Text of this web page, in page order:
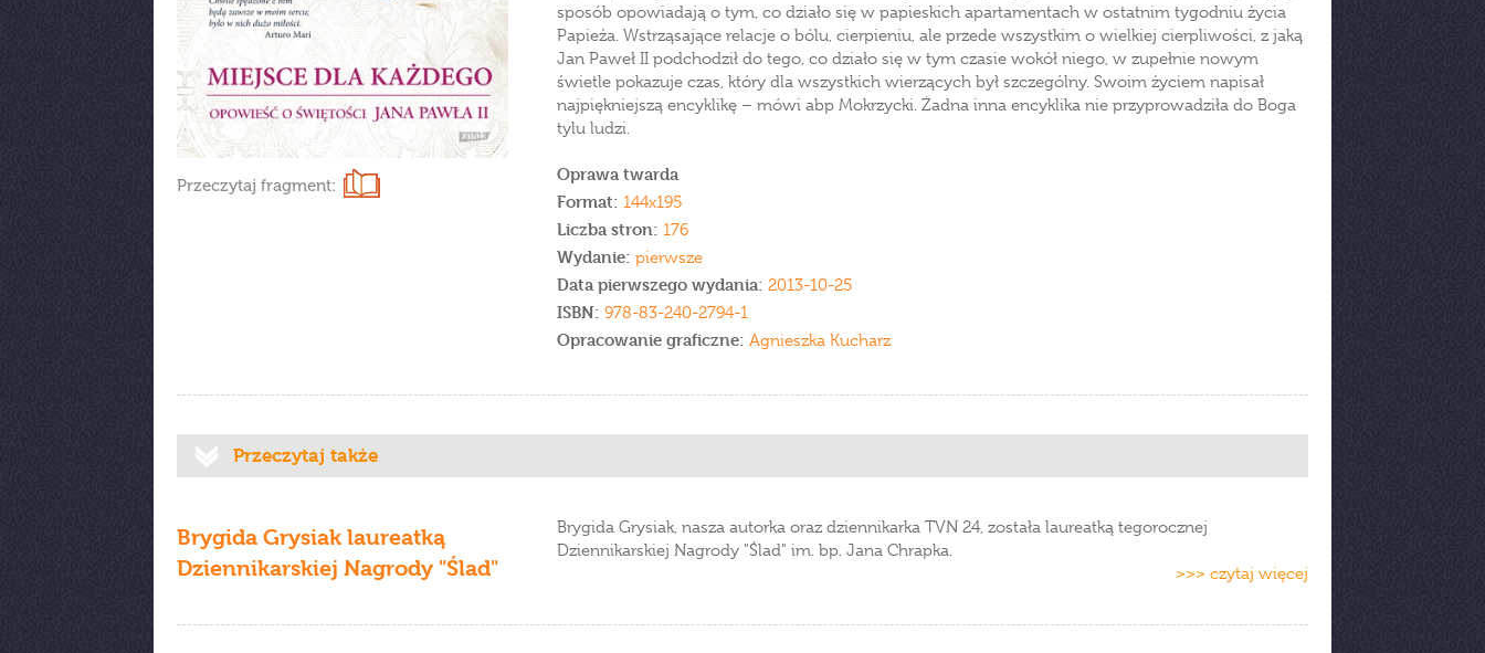
Przeczytaj fragment:
sposób opowiadają o tym, co działo się w papieskich apartamentach w ostatnim tygodniu życia
Papieża. Wstrząsające relacje o bólu, cierpieniu, ale przede wszystkim o wielkiej cierpliwości, z jaką
Jan Paweł II podchodził do tego, co działo się w tym czasie wokół niego, w zupełnie nowym
świetle pokazuje czas, który dla wszystkich wierzących był szczególny. Swoim życiem napisał
najpiękniejszą encyklikę – mówi abp Mokrzycki. Żadna inna encyklika nie przyprowadziła do Boga
tylu ludzi.
Oprawa twarda
Format: 144x195
Liczba stron: 176
Wydanie: pierwsze
Data pierwszego wydania: 2013-10-25
ISBN: 978-83-240-2794-1
Opracowanie graficzne: Agnieszka Kucharz
Przeczytaj także
Brygida Grysiak laureatką
Dziennikarskiej Nagrody "Ślad"
Brygida Grysiak, nasza autorka oraz dziennikarka TVN 24, została laureatką tegorocznej
Dziennikarskiej Nagrody "Ślad" im. bp. Jana Chrapka.
>>> czytaj więcej